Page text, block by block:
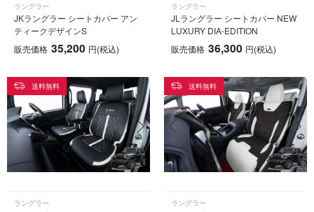
ラングラー
JKラングラー シートカバー アン
ティークデザインS
販売価格 35,200 円(税込)
ラングラー
JLラングラー シートカバー NEW
LUXURY DIA-EDITION
販売価格 36,300 円(税込)
送料無料
ラングラー
送料無料
ラングラー